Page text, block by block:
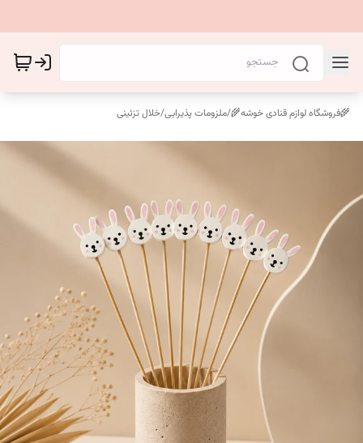
🌾فروشگاه لوازم قنادی خوشه🌾/ملزومات پذیرایی/خلال تزئینی